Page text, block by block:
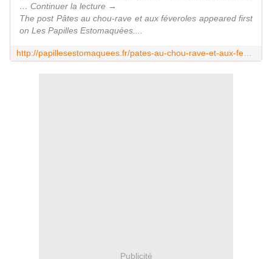
… Continuer la lecture →
The post Pâtes au chou-rave et aux féveroles appeared first
on Les Papilles Estomaquées....
Publicité